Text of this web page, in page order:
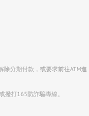
分期付款，或要求前往ATM進
撥打165防詐騙專線。